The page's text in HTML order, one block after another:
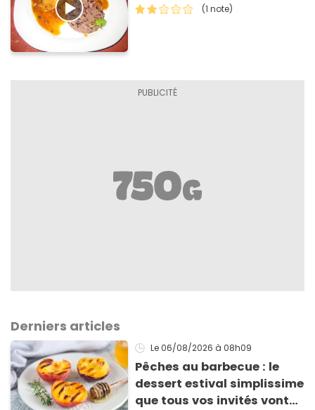
(1 note)
Derniers articles
Le 06/08/2026 à 08h09
Pêches au barbecue : le
dessert estival simplissime
que tous vos invités vont